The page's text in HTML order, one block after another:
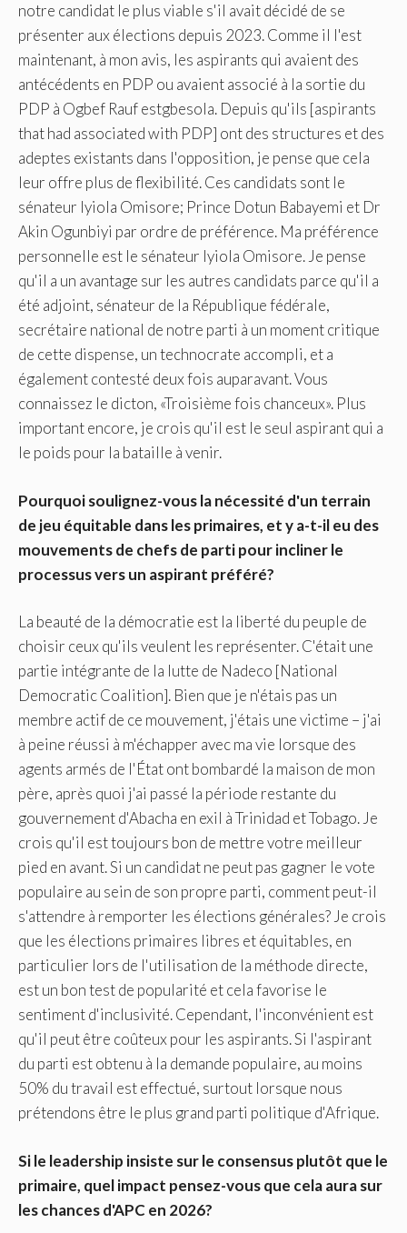
notre candidat le plus viable s'il avait décidé de se
présenter aux élections depuis 2023. Comme il l'est
maintenant, à mon avis, les aspirants qui avaient des
antécédents en PDP ou avaient associé à la sortie du
PDP à Ogbef Rauf estgbesola. Depuis qu'ils [aspirants
that had associated with PDP] ont des structures et des
adeptes existants dans l'opposition, je pense que cela
leur offre plus de flexibilité. Ces candidats sont le
sénateur Iyiola Omisore; Prince Dotun Babayemi et Dr
Akin Ogunbiyi par ordre de préférence. Ma préférence
personnelle est le sénateur Iyiola Omisore. Je pense
qu'il a un avantage sur les autres candidats parce qu'il a
été adjoint, sénateur de la République fédérale,
secrétaire national de notre parti à un moment critique
de cette dispense, un technocrate accompli, et a
également contesté deux fois auparavant. Vous
connaissez le dicton, «Troisième fois chanceux». Plus
important encore, je crois qu'il est le seul aspirant qui a
le poids pour la bataille à venir.
Pourquoi soulignez-vous la nécessité d'un terrain
de jeu équitable dans les primaires, et y a-t-il eu des
mouvements de chefs de parti pour incliner le
processus vers un aspirant préféré?
La beauté de la démocratie est la liberté du peuple de
choisir ceux qu'ils veulent les représenter. C'était une
partie intégrante de la lutte de Nadeco [National
Democratic Coalition]. Bien que je n'étais pas un
membre actif de ce mouvement, j'étais une victime – j'ai
à peine réussi à m'échapper avec ma vie lorsque des
agents armés de l'État ont bombardé la maison de mon
père, après quoi j'ai passé la période restante du
gouvernement d'Abacha en exil à Trinidad et Tobago. Je
crois qu'il est toujours bon de mettre votre meilleur
pied en avant. Si un candidat ne peut pas gagner le vote
populaire au sein de son propre parti, comment peut-il
s'attendre à remporter les élections générales? Je crois
que les élections primaires libres et équitables, en
particulier lors de l'utilisation de la méthode directe,
est un bon test de popularité et cela favorise le
sentiment d'inclusivité. Cependant, l'inconvénient est
qu'il peut être coûteux pour les aspirants. Si l'aspirant
du parti est obtenu à la demande populaire, au moins
50% du travail est effectué, surtout lorsque nous
prétendons être le plus grand parti politique d'Afrique.
Si le leadership insiste sur le consensus plutôt que le
primaire, quel impact pensez-vous que cela aura sur
les chances d'APC en 2026?